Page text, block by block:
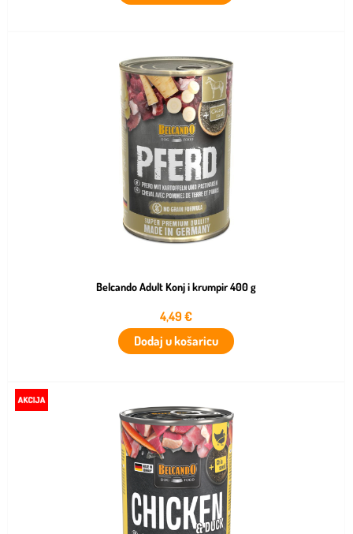
Belcando Adult Konj i krumpir 400 g
4,49€
Dodaj u košaricu